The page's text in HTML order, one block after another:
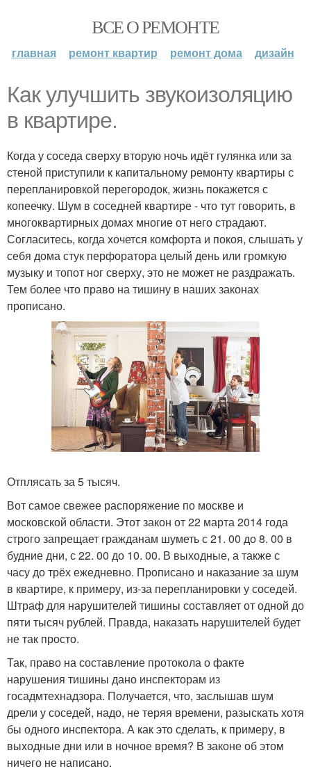
ВСЕ О РЕМОНТЕ
главная ремонт квартир ремонт дома дизайн
Как улучшить звукоизоляцию
в квартире.
Когда у соседа сверху вторую ночь идёт гулянка или за
стеной приступили к капитальному ремонту квартиры с
перепланировкой перегородок, жизнь покажется с
копеечку. Шум в соседней квартире - что тут говорить, в
многоквартирных домах многие от него страдают.
Согласитесь, когда хочется комфорта и покоя, слышать у
себя дома стук перфоратора целый день или громкую
музыку и топот ног сверху, это не может не раздражать.
Тем более что право на тишину в наших законах
прописано.
Отплясать за 5 тысяч.
Вот самое свежее распоряжение по москве и
московской области. Этот закон от 22 марта 2014 года
строго запрещает гражданам шуметь с 21. 00 до 8. 00 в
будние дни, с 22. 00 до 10. 00. В выходные, а также с
часу до трёх ежедневно. Прописано и наказание за шум
в квартире, к примеру, из-за перепланировки у соседей.
Штраф для нарушителей тишины составляет от одной до
пяти тысяч рублей. Правда, наказать нарушителей будет
не так просто.
Так, право на составление протокола о факте
нарушения тишины дано инспекторам из
госадмтехнадзора. Получается, что, заслышав шум
дрели у соседей, надо, не теряя времени, разыскать хотя
бы одного инспектора. А как это сделать, к примеру, в
выходные дни или в ночное время? В законе об этом
ничего не написано.